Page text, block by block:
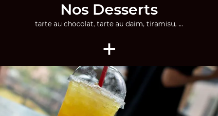
Nos Desserts
tarte au chocolat, tarte au daim, tiramisu, ...
+